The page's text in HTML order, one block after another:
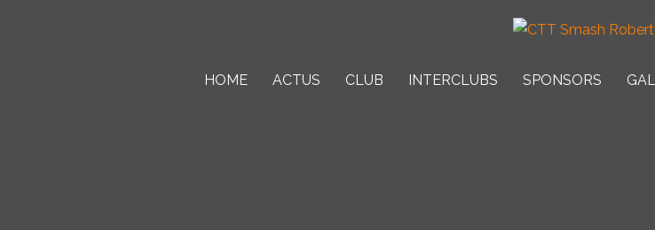
HOME
ACTUS CLUB INTERCLUBS SPONSORS